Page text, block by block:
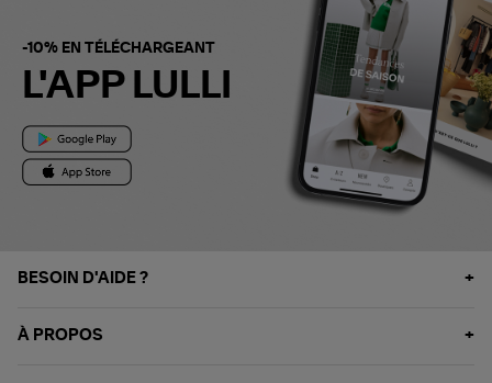
-10% EN TÉLÉCHARGEANT
L'APP LULLI
BESOIN D'AIDE ?
À PROPOS